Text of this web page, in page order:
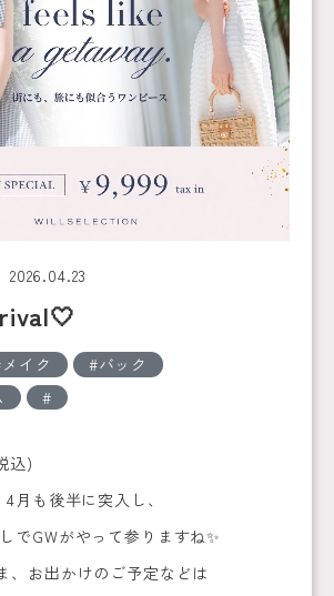
2026.04.23
メイク
バック
込)
4月も後半に突入し、
でGWがやって参りますね✨️
、お出かけのご予定などは